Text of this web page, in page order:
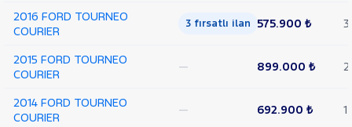
2016 FORD TOURNEO
COURIER
3 fırsatlı ilan 575.900 ₺ 3
2015 FORD TOURNEO
COURIER
— 899.000 ₺ 2
2014 FORD TOURNEO
COURIER
— 692.900 ₺ 1